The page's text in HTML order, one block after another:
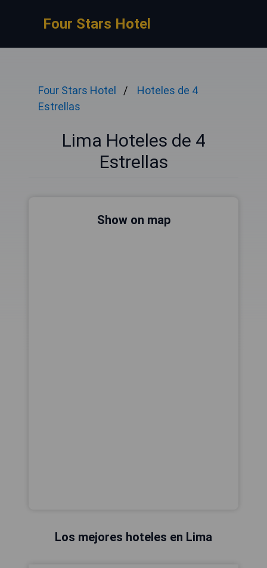
Four Stars Hotel
Four Stars Hotel
Hoteles de 4
Estrellas
Lima Hoteles de 4
Estrellas
Show on map
Los mejores hoteles en Lima